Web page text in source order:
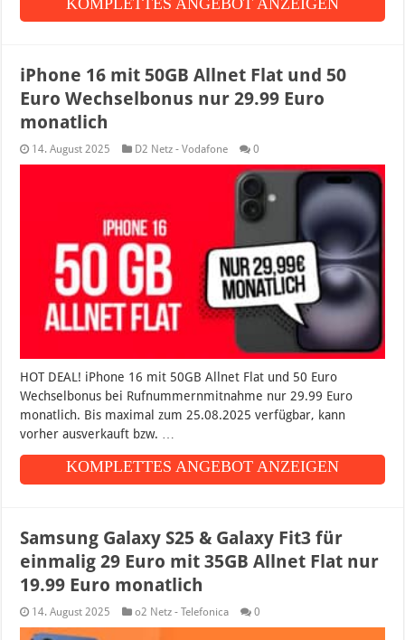
KOMPLETTES ANGEBOT ANZEIGEN
iPhone 16 mit 50GB Allnet Flat und 50
Euro Wechselbonus nur 29.99 Euro
monatlich
14. August 2025 D2 Netz - Vodafone 0
HOT DEAL! iPhone 16 mit 50GB Allnet Flat und 50 Euro
Wechselbonus bei Rufnummernmitnahme nur 29.99 Euro
monatlich. Bis maximal zum 25.08.2025 verfügbar, kann
vorher ausverkauft bzw. …
KOMPLETTES ANGEBOT ANZEIGEN
Samsung Galaxy S25 & Galaxy Fit3 für
einmalig 29 Euro mit 35GB Allnet Flat nur
19.99 Euro monatlich
14. August 2025 o2 Netz - Telefonica 0